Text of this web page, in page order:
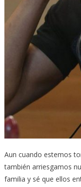
Aun cuando estemos
también arriesgamos
familia y sé que ellos